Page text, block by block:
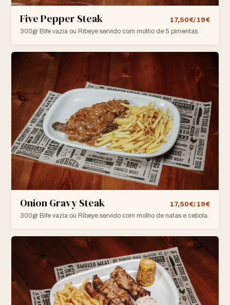
Five Pepper Steak
17,50€/ 19€
300gr Bife vazia ou Ribeye servido com molho de 5 pimentas.
Onion Gravy Steak
17,50€/ 19€
300gr Bife vazia ou Ribeye servido com molho de natas e cebola